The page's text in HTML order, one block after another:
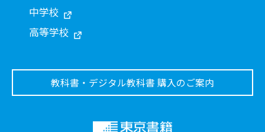
中学校
高等学校
教科書・デジタル教科書 購入のご案内